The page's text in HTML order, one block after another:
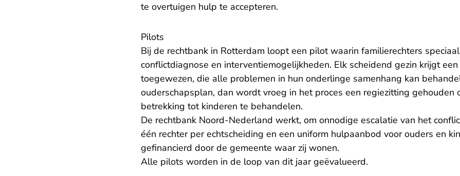
te overtuigen hulp te accepteren.
Pilots
Bij de rechtbank in Rotterdam loopt een pilot waarin familierechters
conflictdiagnose en interventiemogelijkheden. Elk scheidend gezin krijgt
toegewezen, die alle problemen in hun onderlinge samenhang kan
ouderschapsplan, dan wordt vroeg in het proces een regiezitting gehouden
betrekking tot kinderen te behandelen.
De rechtbank Noord-Nederland werkt, om onnodige escalatie van het
één rechter per echtscheiding en een uniform hulpaanbod voor ouders en
gefinancierd door de gemeente waar zij wonen.
Alle pilots worden in de loop van dit jaar geëvalueerd.